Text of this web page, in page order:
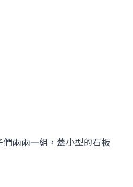
兩兩一組，蓋小型的石板